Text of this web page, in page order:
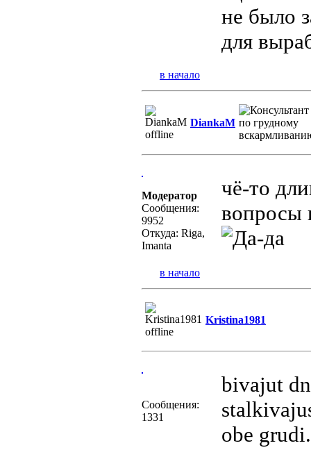
не было
для
в начало
DiankaM
Модератор
Сообщения:
9952
Откуда: Riga,
Imanta
чё-то
вопросы
в начало
Kristina1981
Сообщения:
1331
bivajut
obe